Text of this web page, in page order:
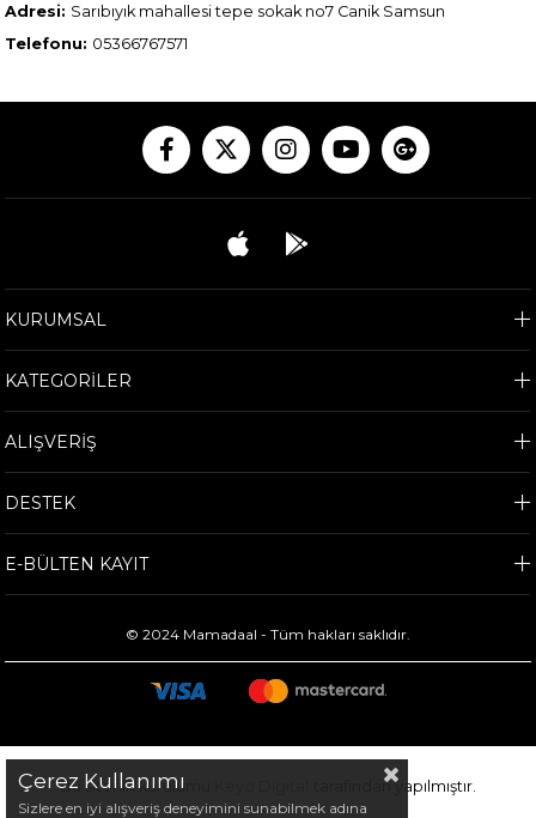
Adresi: Sarıbıyık mahallesi tepe sokak no7 Canik Samsun
Telefonu: 05366767571
KURUMSAL
KATEGORİLER
ALIŞVERİŞ
DESTEK
E-BÜLTEN KAYIT
© 2024 Mamadaal - Tüm hakları saklıdır.
Bu sitenin kurulumu tarafından yapılmıştır.
Çerez Kullanımı
Sizlere en iyi alışveriş deneyimini sunabilmek adına